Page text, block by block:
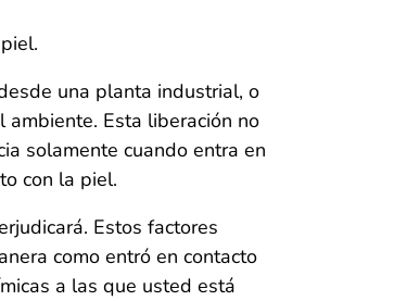
una planta industrial, o
Esta liberación no
solamente cuando entra en
con la piel.
Estos factores
como entró en contacto
a las que usted está